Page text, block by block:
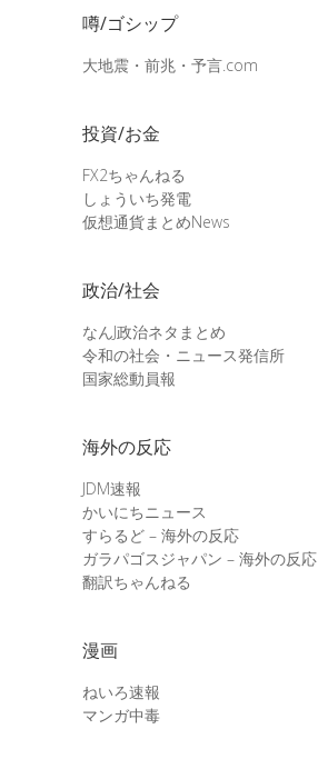
噂/ゴシップ
大地震・前兆・予言.com
投資/お金
FX2ちゃんねる
しょういち発電
仮想通貨まとめNews
政治/社会
なんJ政治ネタまとめ
令和の社会・ニュース発信所
国家総動員報
海外の反応
JDM速報
かいにちニュース
すらるど – 海外の反応
ガラパゴスジャパン – 海外の反応
翻訳ちゃんねる
漫画
ねいろ速報
マンガ中毒